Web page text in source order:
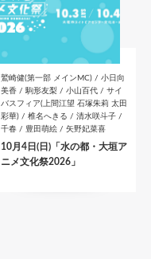
鷲崎健(第一部 メインMC) / 小日向
美香 / 駒形友梨 / 小山百代 / サイ
バスフィア(上間江望 石塚朱莉 太田
彩華) / 椎名へきる / 清水咲斗子 /
千春 / 豊田萌絵 / 矢野妃菜喜
10月4日(日)「水の都・大垣ア
ニメ文化祭2026」